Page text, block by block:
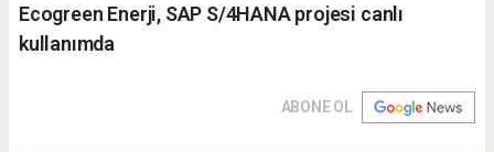
Ecogreen Enerji, SAP S/4HANA projesi canlı
kullanımda
ABONE OL